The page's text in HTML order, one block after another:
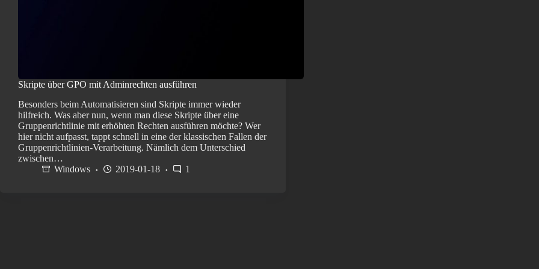
Skripte über GPO mit Adminrechten ausführen
Besonders beim Automatisieren sind Skripte immer wieder
hilfreich. Was aber nun, wenn man diese Skripte über eine
Gruppenrichtlinie mit erhöhten Rechten ausführen möchte? Wer
hier nicht aufpasst, tappt schnell in eine der klassischen Fallen der
Gruppenrichtlinien-Verarbeitung. Nämlich dem Unterschied
zwischen…
Windows
2019-01-18 1